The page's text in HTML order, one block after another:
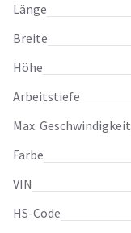
Länge
Breite
Höhe
Arbeitstiefe
Max. Geschwindigkeit
Farbe
VIN
HS-Code